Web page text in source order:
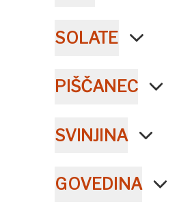
SOLATE
PIŠČANEC
SVINJINA
GOVEDINA